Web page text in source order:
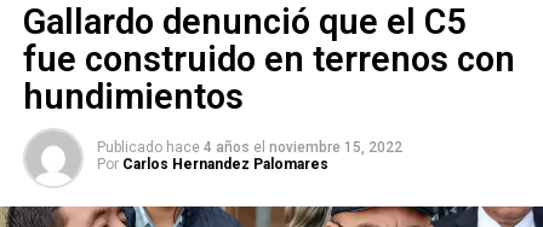
Gallardo denunció que el C5
fue construido en terrenos con
hundimientos
Publicado hace 4 años el noviembre 15, 2022
Por Carlos Hernandez Palomares